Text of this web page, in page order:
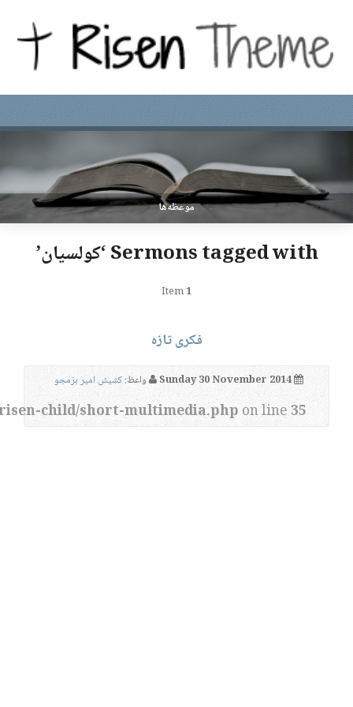
موعظه‌ها
Sermons tagged with ‘کولسیان’
1
فکری تازه
Sunday 30 November 2014 واعظ:کشیش امیر بزمجو
child/short-multimedia.php on line35